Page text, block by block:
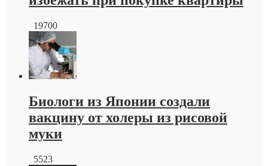
19700
Биологи из Японии создали
вакцину от холеры из рисовой
муки
5523